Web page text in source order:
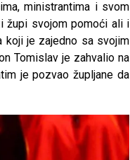
ministrantima i svom
župi svojom pomoći ali i
koji je zajedno sa svojim
Tomislav je zahvalio na
je pozvao župljane da